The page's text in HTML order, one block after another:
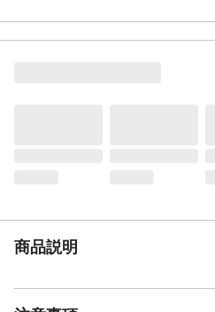
控えてくださ
製品特性上、
商品説明